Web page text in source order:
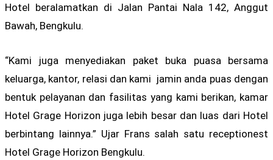
Hotel beralamatkan di Jalan Pantai Nala 142, Anggut
Bawah, Bengkulu.
“Kami juga menyediakan paket buka puasa bersama
keluarga, kantor, relasi dan kami jamin anda puas dengan
bentuk pelayanan dan fasilitas yang kami berikan, kamar
Hotel Grage Horizon juga lebih besar dan luas dari Hotel
berbintang lainnya.” Ujar Frans salah satu receptionest
Hotel Grage Horizon Bengkulu.